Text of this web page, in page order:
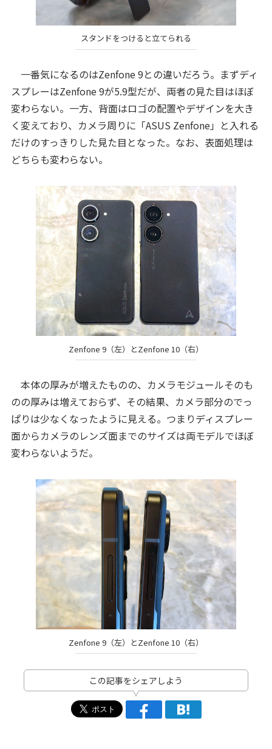
スタンドをつけると立てられる
一番気になるのはZenfone 9との違いだろう。まずディ
スプレーはZenfone 9が5.9型だが、両者の見た目はほぼ
変わらない。一方、背面はロゴの配置やデザインを大き
く変えており、カメラ周りに「ASUS Zenfone」と入れる
だけのすっきりした見た目となった。なお、表面処理は
どちらも変わらない。
Zenfone 9（左）とZenfone 10（右）
本体の厚みが増えたものの、カメラモジュールそのも
のの厚みは増えておらず、その結果、カメラ部分のでっ
ぱりは少なくなったように見える。つまりディスプレー
面からカメラのレンズ面までのサイズは両モデルでほぼ
変わらないようだ。
Zenfone 9（左）とZenfone 10（右）
この記事をシェアしよう